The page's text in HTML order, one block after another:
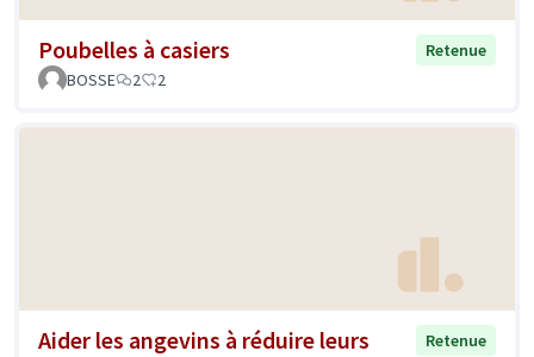
Poubelles à casiers
Retenue
BOSSE
2 2
Aider les angevins à réduire leurs
Retenue